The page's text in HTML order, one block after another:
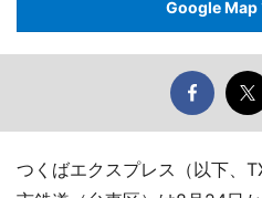
Google Map
つくばエクスプレス（以下、